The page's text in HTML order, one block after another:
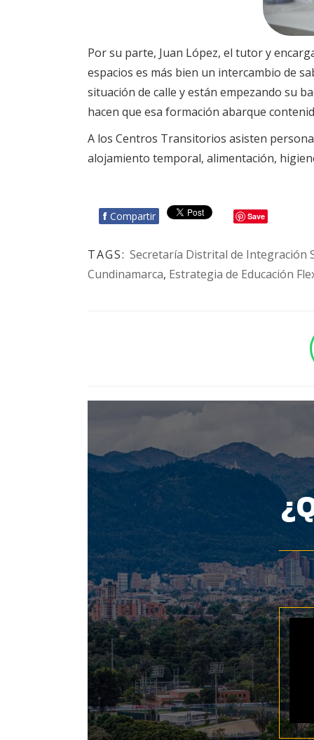
Por su parte, Juan López, el tutor y
espacios es más bien un intercambio de
situación de calle y están empezando su
hacen que esa formación abarque
A los Centros Transitorios asisten
alojamiento temporal, alimentación,
f Compartir Save
TAGS: Secretaría Distrital de Integración
Cundinamarca, Estrategia de Educación